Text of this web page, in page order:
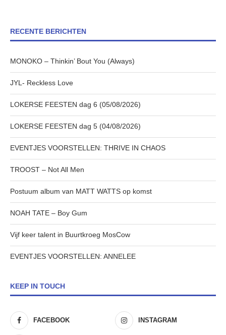
RECENTE BERICHTEN
MONOKO – Thinkin’ Bout You (Always)
JYL- Reckless Love
LOKERSE FEESTEN dag 6 (05/08/2026)
LOKERSE FEESTEN dag 5 (04/08/2026)
EVENTJES VOORSTELLEN: THRIVE IN CHAOS
TROOST – Not All Men
Postuum album van MATT WATTS op komst
NOAH TATE – Boy Gum
Vijf keer talent in Buurtkroeg MosCow
EVENTJES VOORSTELLEN: ANNELEE
KEEP IN TOUCH
FACEBOOK INSTAGRAM